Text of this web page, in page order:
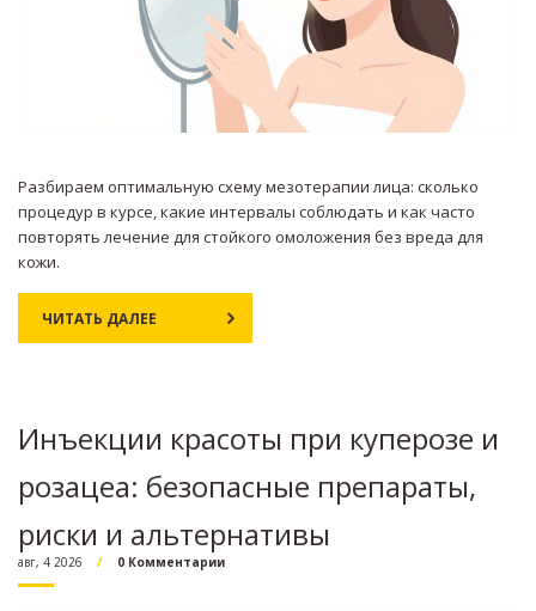
Разбираем оптимальную схему мезотерапии лица: сколько
процедур в курсе, какие интервалы соблюдать и как часто
повторять лечение для стойкого омоложения без вреда для
кожи.
ЧИТАТЬ ДАЛЕЕ
Инъекции красоты при куперозе и
розацеа: безопасные препараты,
риски и альтернативы
авг, 4 2026 0 Комментарии